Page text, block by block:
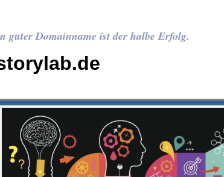
guter Domainname ist der halbe Erfolg.